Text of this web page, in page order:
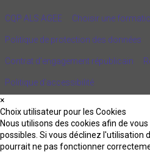
CQP ALS AGEE Choisir une
Politique de protection des données
Contrat d'engagement républicain
Politique d’accessibilité
×
Choix utilisateur pour les Cookies
Nous utilisons des cookies afin de
possibles. Si vous déclinez l'utilisation
pourrait ne pas fonctionner